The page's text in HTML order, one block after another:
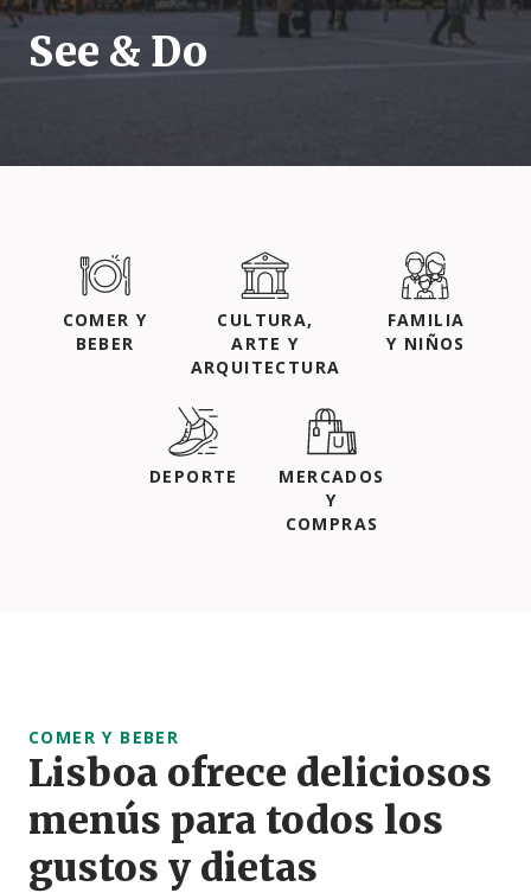
See & Do
COMER Y
BEBER
CULTURA,
ARTE Y
ARQUITECTURA
FAMILIA
Y NIÑOS
DEPORTE
MERCADOS
Y
COMPRAS
COMER Y BEBER
Lisboa ofrece deliciosos
menús para todos los
gustos y dietas